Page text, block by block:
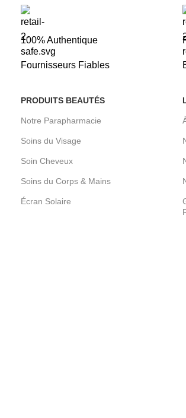
100% Authentique
Fournisseurs Fiables
PRODUITS BEAUTÉS
Notre Parapharmacie
Soins du Visage
Soin Cheveux
Soins du Corps & Mains
Écran Solaire